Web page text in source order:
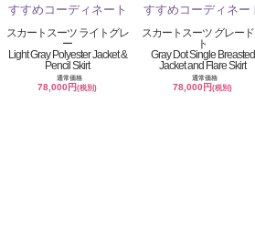
スカートスーツ ライトグレ
ー
Light Gray Polyester Jacket &
Pencil Skirt
通常価格
78,000円(税別)
スカートスーツ グレー
ト
Gray Dot Single Breasted
Jacket and Flare Skirt
通常価格
78,000円(税別)